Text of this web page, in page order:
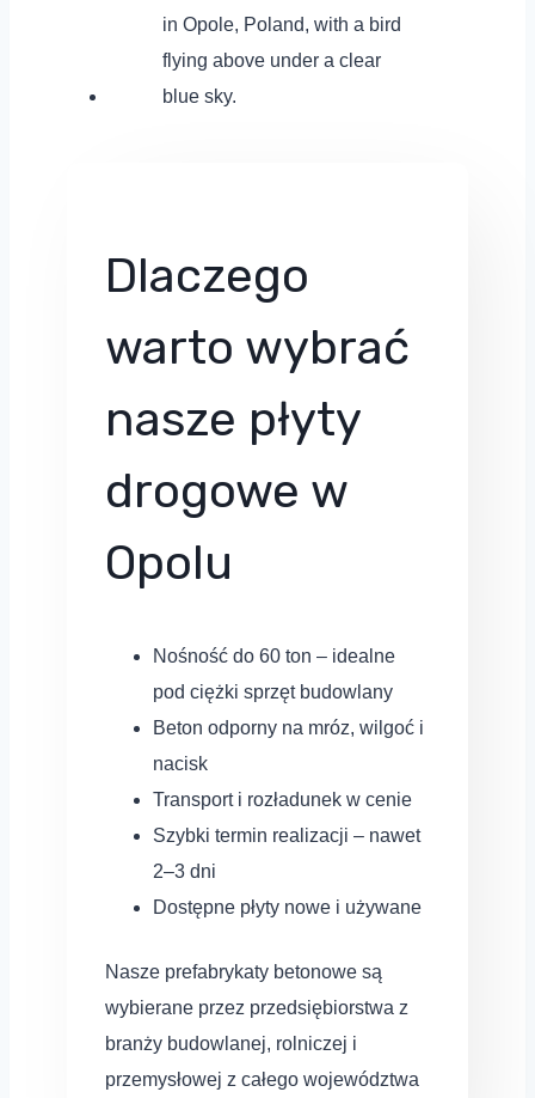
Dlaczego
warto wybrać
nasze płyty
drogowe w
Opolu
Nośność do 60 ton – idealne
pod ciężki sprzęt budowlany
Beton odporny na mróz, wilgoć i
nacisk
Transport i rozładunek w cenie
Szybki termin realizacji – nawet
2–3 dni
Dostępne płyty nowe i używane
Nasze prefabrykaty betonowe są
wybierane przez przedsiębiorstwa z
branży budowlanej, rolniczej i
przemysłowej z całego województwa